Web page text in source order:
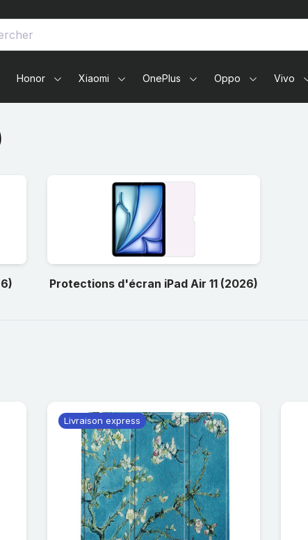
smartphones et tablettes
Honor Xiaomi OnePlus Oppo Vivo
Protections d'écran iPad Air 11 (2026)
Livraison express